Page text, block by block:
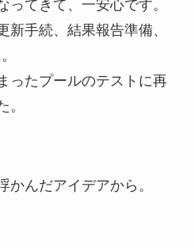
ってきて、一安心です。
新手続、結果報告準備、
ったプールのテストに再
。
かんだアイデアから。